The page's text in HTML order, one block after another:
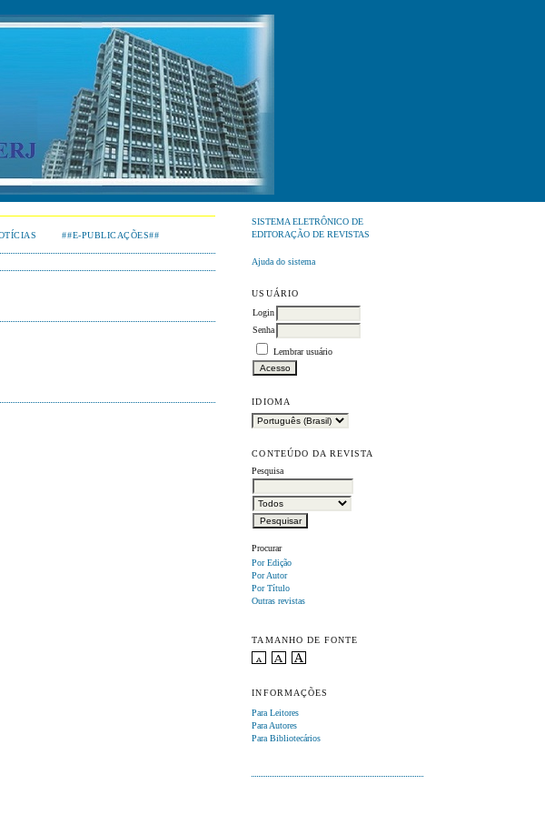
SISTEMA ELETRÔNICO DE
EDITORAÇÃO DE REVISTAS
Ajuda do sistema
USUÁRIO
Login
Senha
Lembrar usuário
IDIOMA
CONTEÚDO DA REVISTA
Pesquisa
Procurar
Por Edição
Por Autor
Por Título
Outras revistas
TAMANHO DE FONTE
INFORMAÇÕES
Para Leitores
Para Autores
Para Bibliotecários
##E-PUBLICAÇÕES##